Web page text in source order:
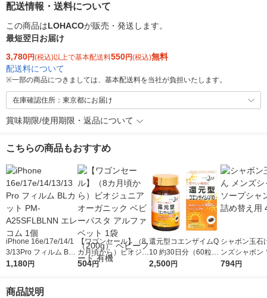
配送情報・送料について
この商品はLOHACOが販売・発送します。
最短翌日お届け
3,780円(税込)以上で基本配送料550円(税込)無料
配送料について
※一部の商品につきましては、基本配送料を当社が負担いたします。
在庫確認住所：東京都にお届け
賞味期限/使用期限・返品について
こちらの商品もおすすめ
iPhone 16e/17e/14/1
3/13Pro フィルム BL
カット PM-A25SFLBL
1,180円
【ワゴンセール】（8
カ月頃から）ビオジュ
ニア オーガニック ベ
504円
還元型コエンザイムQ
10 約30日分（60粒）
ユニマットリケン サ
2,500円
シャボン玉石
ンズシャボン
シャンプー 詰
794円
商品説明